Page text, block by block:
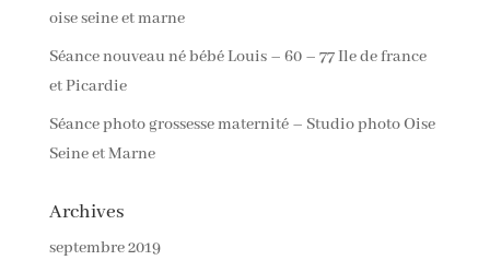
oise seine et marne
Séance nouveau né bébé Louis – 60 – 77 Ile de france
et Picardie
Séance photo grossesse maternité – Studio photo Oise
Seine et Marne
Archives
septembre 2019